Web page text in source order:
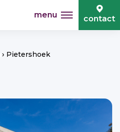
menu contact
› Pietershoek